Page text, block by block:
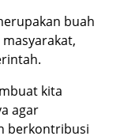
buah
kita
agar
berkontribusi